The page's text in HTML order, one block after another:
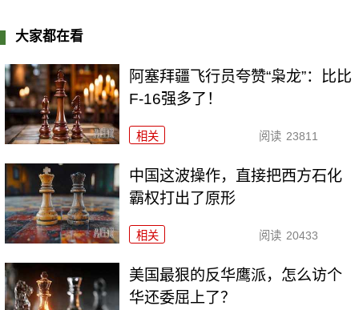
大家都在看
阿塞拜疆飞行员夸赞“枭龙”：比比
F-16强多了！
相关 阅读 23811
中国这波操作，直接把西方石化
霸权打出了原形
相关 阅读 20433
美国最狠的反华鹰派，怎么访个
华还委屈上了？